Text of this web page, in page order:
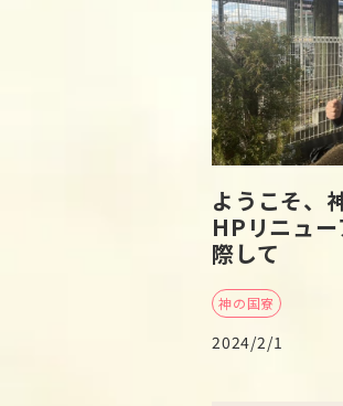
ようこそ、
HPリニュ
際して
神の国寮
2024/2/1